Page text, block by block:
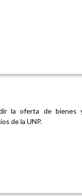
la oferta de bienes
de la UNP.